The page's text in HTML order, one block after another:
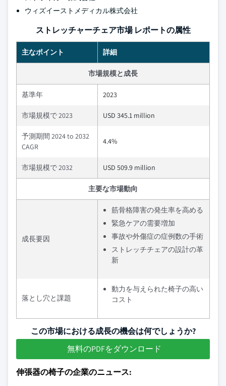
ウィズイーストメディカル株式会社
ストレッチャーチェア市場 レポートの属性
主なポイント 詳細
市場規模と成長
基準年 2023
市場規模で 2023 USD 345.1 million
予測期間 2024 to 2032
CAGR
4.4%
市場規模で 2032 USD 509.9 million
主要な市場動向
成長要因
筋骨格障害の発生率を高める
緊急ケアの需要増加
事故や外傷症の症例数の手術
ストレッチチェアの設計の革
新
落とし穴と課題
動力を与えられた椅子の高い
コスト
この市場における成長の機会は何でしょうか?
無料のPDFをダウンロード
伸張器の椅子の企業のニュース: